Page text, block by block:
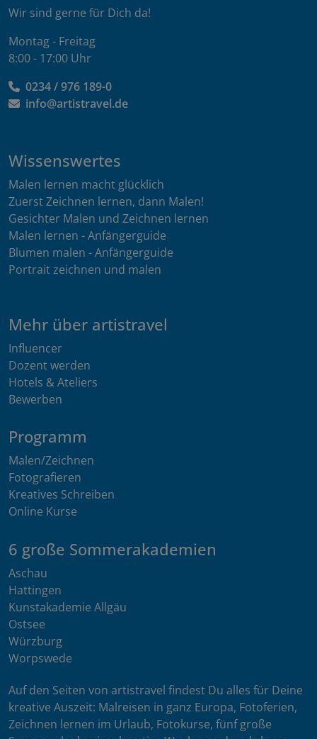
Wir sind gerne für Dich da!
Montag - Freitag
8:00 - 17:00 Uhr
0234 / 976 189-0
info@artistravel.de
Wissenswertes
Malen lernen macht glücklich
Zuerst Zeichnen lernen, dann Malen!
Gesichter Malen und Zeichnen lernen
Malen lernen - Anfängerguide
Blumen malen - Anfängerguide
Portrait zeichnen und malen
Mehr über artistravel
Influencer
Dozent werden
Hotels & Ateliers
Bewerben
Programm
Malen/Zeichnen
Fotografieren
Kreatives Schreiben
Online Kurse
6 große Sommerakademien
Aschau
Hattingen
Kunstakademie Allgäu
Ostsee
Würzburg
Worpswede
Auf den Seiten von artistravel findest Du alles für Deine
kreative Auszeit: Malreisen in ganz Europa, Fotoferien,
Zeichnen lernen im Urlaub, Fotokurse, fünf große